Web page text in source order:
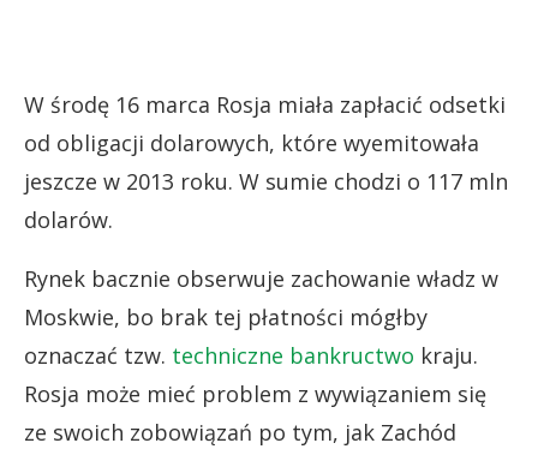
W środę 16 marca Rosja miała zapłacić odsetki
od obligacji dolarowych, które wyemitowała
jeszcze w 2013 roku. W sumie chodzi o 117 mln
dolarów.
Rynek bacznie obserwuje zachowanie władz w
Moskwie, bo brak tej płatności mógłby
oznaczać tzw. techniczne bankructwo kraju.
Rosja może mieć problem z wywiązaniem się
ze swoich zobowiązań po tym, jak Zachód